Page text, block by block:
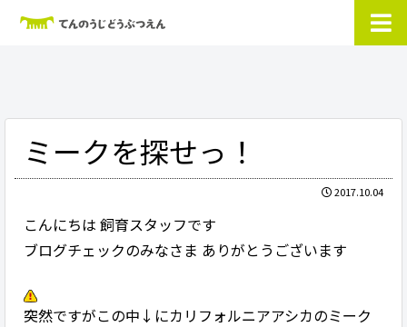
ミークを探せっ！
2017.10.04
こんにちは 飼育スタッフです
ブログチェックのみなさま ありがとうございます
突然ですがこの中↓にカリフォルニアアシカのミーク